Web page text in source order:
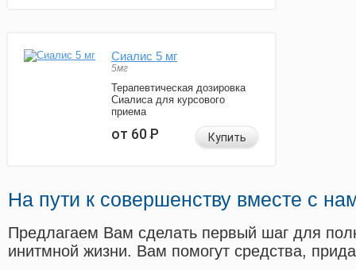
Сиалис 5 мг
5мг
Терапевтическая дозировка
Сиалиса для курсового
приема
от 60Р Купить
На пути к совершенству вместе с
Предлагаем Вам сделать первый шаг для
инитмной жизни. Вам помогут средства,